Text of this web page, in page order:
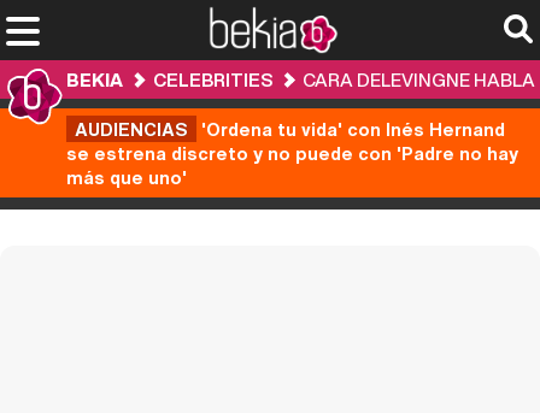
BEKIA CELEBRITIES
CARA DELEVINGNE
AUDIENCIAS 'Ordena tu vida' con Inés Hernand
se estrena discreto y no puede con 'Padre no hay
más que uno'